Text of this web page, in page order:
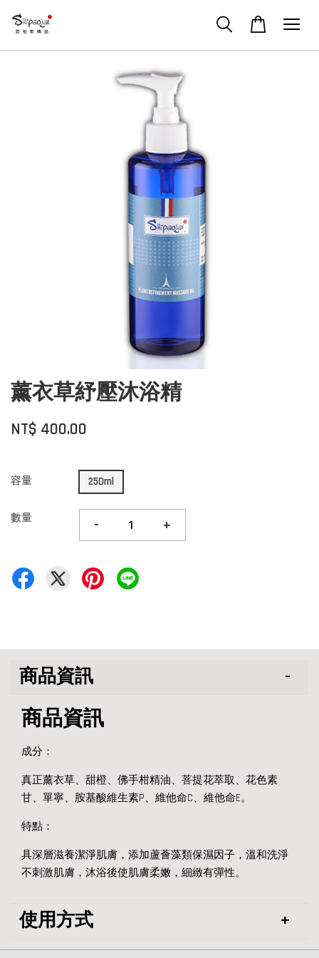
薰衣草紓壓沐浴精
NT$ 400.00
容量 250ml
數量 - +
商品資訊
商品資訊
成分：
真正薰衣草、甜橙、佛手柑精油、菩提花萃取、花色素
甘、單寧、胺基酸維生素P、維他命C、維他命E。
特點：
具深層滋養潔淨肌膚，添加蘆薈藻類保濕因子，溫和洗淨
不刺激肌膚，沐浴後使肌膚柔嫩，細緻有彈性。
使用方式